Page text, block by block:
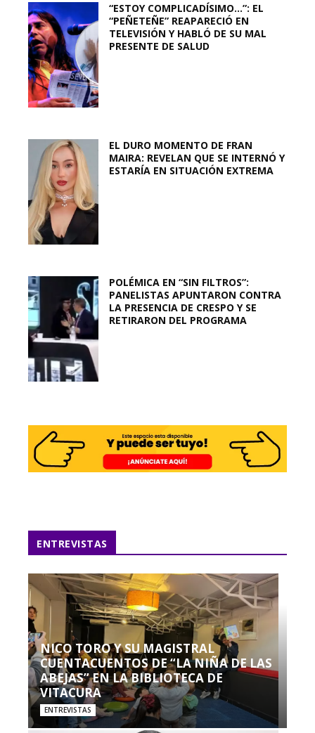
“ESTOY COMPLICADÍSIMO…”: EL
“PEÑETEÑE” REAPARECIÓ EN
TELEVISIÓN Y HABLÓ DE SU MAL
PRESENTE DE SALUD
EL DURO MOMENTO DE FRAN
MAIRA: REVELAN QUE SE INTERNÓ Y
ESTARÍA EN SITUACIÓN EXTREMA
POLÉMICA EN “SIN FILTROS”:
PANELISTAS APUNTARON CONTRA
LA PRESENCIA DE CRESPO Y SE
RETIRARON DEL PROGRAMA
ENTREVISTAS
NICO TORO Y SU MAGISTRAL
CUENTACUENTOS DE “LA NIÑA DE LAS
ABEJAS” EN LA BIBLIOTECA DE
VITACURA
ENTREVISTAS